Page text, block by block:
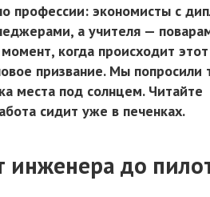
профессии: экономисты с
а учителя —
когда происходит
призвание. Мы попросили
места под солнцем. Читайте
сидит уже в печенках.
инженера до